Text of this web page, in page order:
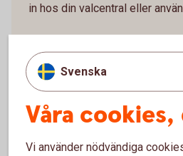
in hos din valcentral eller
Ändra återbetalningsskydd
pensionsvalet.se)
Svenska
Våra
Vi använder nödvändiga